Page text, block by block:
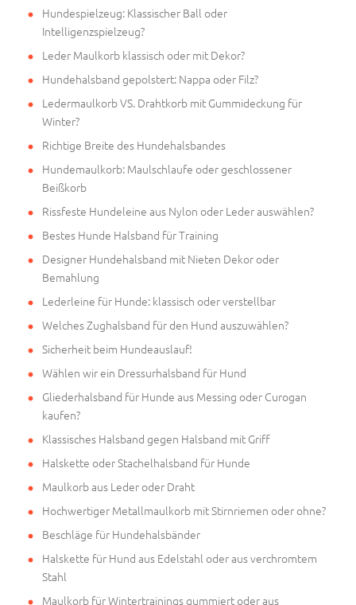
Hundespielzeug: Klassischer Ball oder
Intelligenzspielzeug?
Leder Maulkorb klassisch oder mit Dekor?
Hundehalsband gepolstert: Nappa oder Filz?
Ledermaulkorb VS. Drahtkorb mit Gummideckung für
Winter?
Richtige Breite des Hundehalsbandes
Hundemaulkorb: Maulschlaufe oder geschlossener
Beißkorb
Rissfeste Hundeleine aus Nylon oder Leder auswählen?
Bestes Hunde Halsband für Training
Designer Hundehalsband mit Nieten Dekor oder
Bemahlung
Lederleine für Hunde: klassisch oder verstellbar
Welches Zughalsband für den Hund auszuwählen?
Sicherheit beim Hundeauslauf!
Wählen wir ein Dressurhalsband für Hund
Gliederhalsband für Hunde aus Messing oder Curogan
kaufen?
Klassisches Halsband gegen Halsband mit Griff
Halskette oder Stachelhalsband für Hunde
Maulkorb aus Leder oder Draht
Hochwertiger Metallmaulkorb mit Stirnriemen oder ohne?
Beschläge für Hundehalsbänder
Halskette für Hund aus Edelstahl oder aus verchromtem
Stahl
Maulkorb für Wintertrainings gummiert oder aus